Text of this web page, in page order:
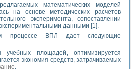
математических моделей
на основе методических расчетов
эксперимента, сопоставлении
данными [1].
процессе ВПЛ дает следующие
учебных площадей, оптимизируется
экономия средств, затрачиваемых